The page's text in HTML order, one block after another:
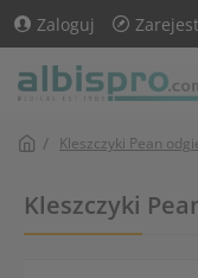
Zaloguj
Kleszczyki Pean
Kleszczyki